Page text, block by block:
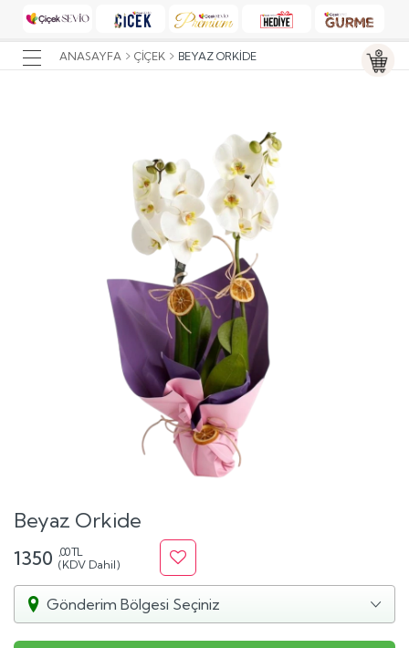
ANASAYFA ÇIÇEK BEYAZ ORKIDE
Beyaz Orkide
1350 ,00 TL
(KDV Dahil)
Gönderim Bölgesi Seçiniz